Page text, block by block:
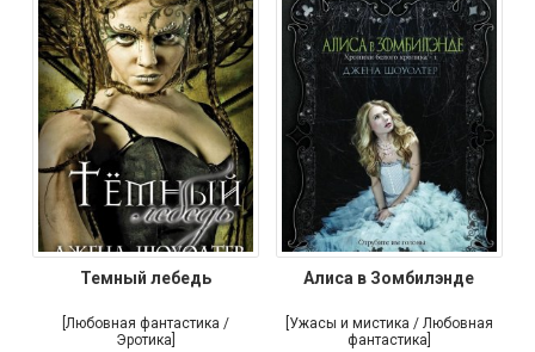
Темный лебедь
[Любовная фантастика /
Эротика]
Алиса в Зомбилэнде
[Ужасы и мистика / Любовная
фантастика]